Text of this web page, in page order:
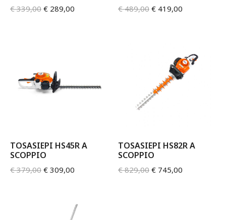
€339,00 € 289,00 €489,00 € 419,00
TOSASIEPI HS45R A
SCOPPIO
€379,00 € 309,00
TOSASIEPI HS82R A
SCOPPIO
€829,00 € 745,00